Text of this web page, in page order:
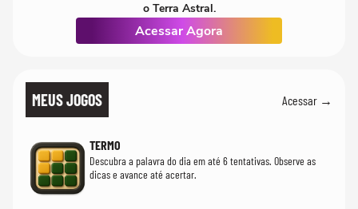
o Terra Astral.
Acessar Agora
MEUS JOGOS Acessar →
TERMO
Descubra a palavra do dia em até 6 tentativas. Observe as
dicas e avance até acertar.